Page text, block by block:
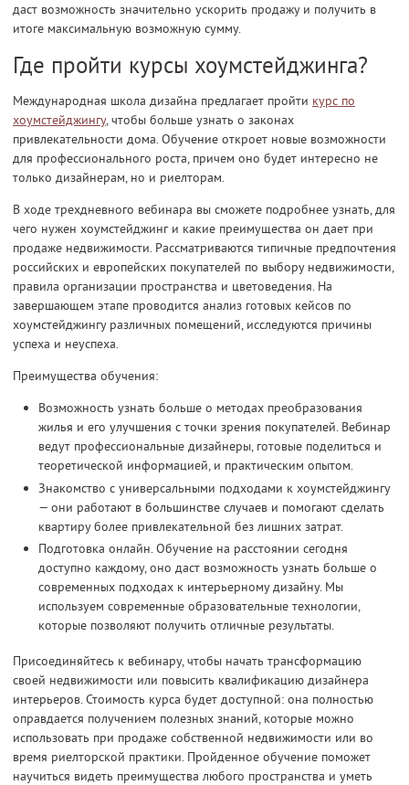
даст возможность значительно ускорить продажу и получить в
итоге максимальную возможную сумму.
Где пройти курсы хоумстейджинга?
Международная школа дизайна предлагает пройти курс по
хоумстейджингу, чтобы больше узнать о законах
привлекательности дома. Обучение откроет новые возможности
для профессионального роста, причем оно будет интересно не
только дизайнерам, но и риелторам.
В ходе трехдневного вебинара вы сможете подробнее узнать, для
чего нужен хоумстейджинг и какие преимущества он дает при
продаже недвижимости. Рассматриваются типичные предпочтения
российских и европейских покупателей по выбору недвижимости,
правила организации пространства и цветоведения. На
завершающем этапе проводится анализ готовых кейсов по
хоумстейджингу различных помещений, исследуются причины
успеха и неуспеха.
Преимущества обучения:
Возможность узнать больше о методах преобразования
жилья и его улучшения с точки зрения покупателей. Вебинар
ведут профессиональные дизайнеры, готовые поделиться и
теоретической информацией, и практическим опытом.
Знакомство с универсальными подходами к хоумстейджингу
— они работают в большинстве случаев и помогают сделать
квартиру более привлекательной без лишних затрат.
Подготовка онлайн. Обучение на расстоянии сегодня
доступно каждому, оно даст возможность узнать больше о
современных подходах к интерьерному дизайну. Мы
используем современные образовательные технологии,
которые позволяют получить отличные результаты.
Присоединяйтесь к вебинару, чтобы начать трансформацию
своей недвижимости или повысить квалификацию дизайнера
интерьеров. Стоимость курса будет доступной: она полностью
оправдается получением полезных знаний, которые можно
использовать при продаже собственной недвижимости или во
время риелторской практики. Пройденное обучение поможет
научиться видеть преимущества любого пространства и уметь